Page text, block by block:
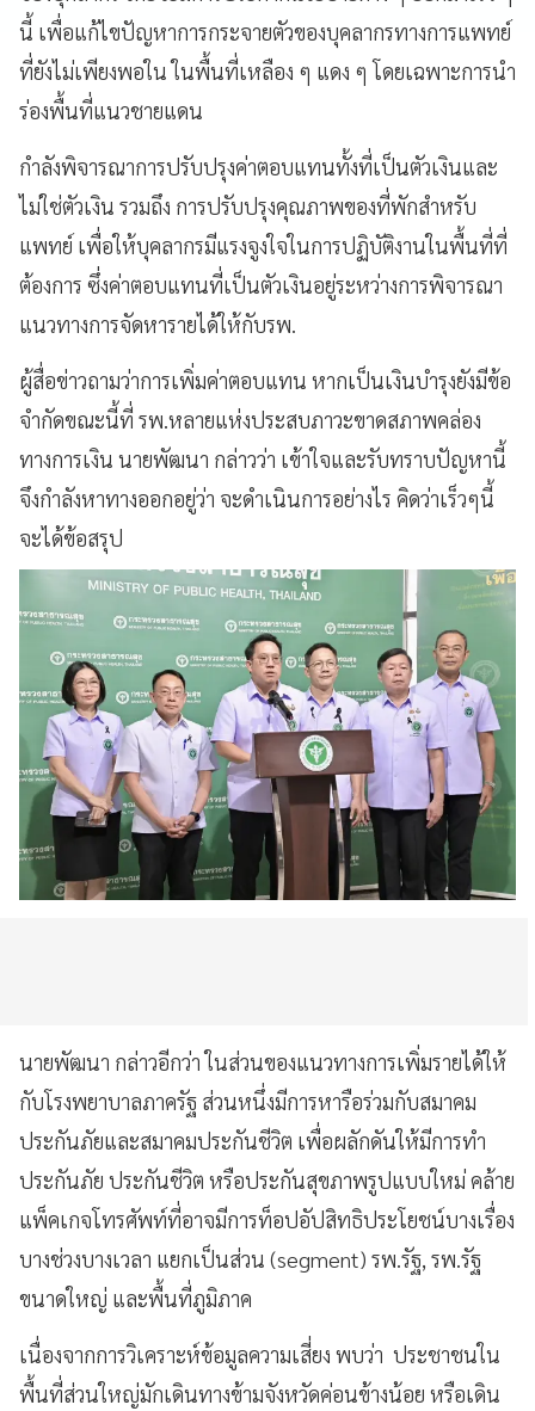
นี้ เพื่อแก้ไขปัญหาการกระจายตัวของบุคลากรทางการแพทย์
ที่ยังไม่เพียงพอใน ในพื้นที่เหลือง ๆ แดง ๆ โดยเฉพาะการนำ
ร่องพื้นที่แนวชายแดน
กำลังพิจารณาการปรับปรุงค่าตอบแทนทั้งที่เป็นตัวเงินและ
ไม่ใช่ตัวเงิน รวมถึง การปรับปรุงคุณภาพของที่พักสำหรับ
แพทย์ เพื่อให้บุคลากรมีแรงจูงใจในการปฏิบัติงานในพื้นที่ที่
ต้องการ ซึ่งค่าตอบแทนที่เป็นตัวเงินอยู่ระหว่างการพิจารณา
แนวทางการจัดหารายได้ให้กับรพ.
ผู้สื่อข่าวถามว่าการเพิ่มค่าตอบแทน หากเป็นเงินบำรุงยังมีข้อ
จำกัดขณะนี้ที่ รพ.หลายแห่งประสบภาวะขาดสภาพคล่อง
ทางการเงิน นายพัฒนา กล่าวว่า เข้าใจและรับทราบปัญหานี้
จึงกำลังหาทางออกอยู่ว่า จะดำเนินการอย่างไร คิดว่าเร็วๆนี้
จะได้ข้อสรุป
นายพัฒนา กล่าวอีกว่า ในส่วนของแนวทางการเพิ่มรายได้ให้
กับโรงพยาบาลภาครัฐ ส่วนหนึ่งมีการหารือร่วมกับสมาคม
ประกันภัยและสมาคมประกันชีวิต เพื่อผลักดันให้มีการทำ
ประกันภัย ประกันชีวิต หรือประกันสุขภาพรูปแบบใหม่ คล้าย
แพ็คเกจโทรศัพท์ที่อาจมีการท็อปอัปสิทธิประโยชน์บางเรื่อง
บางช่วงบางเวลา แยกเป็นส่วน (segment) รพ.รัฐ, รพ.รัฐ
ขนาดใหญ่ และพื้นที่ภูมิภาค
เนื่องจากการวิเคราะห์ข้อมูลความเสี่ยง พบว่า ประชาชนใน
พื้นที่ส่วนใหญ่มักเดินทางข้ามจังหวัดค่อนข้างน้อย หรือเดิน